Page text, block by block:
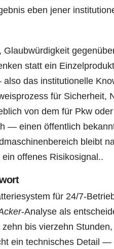
eben jener
statt ein
das institutionelle
für Sicherheit,
von dem für Pkw
einen öffentlich
bleibt
offenes Risikosignal..
für 24/7-
-Analyse als
bis vierzehn
ein technisches Detail